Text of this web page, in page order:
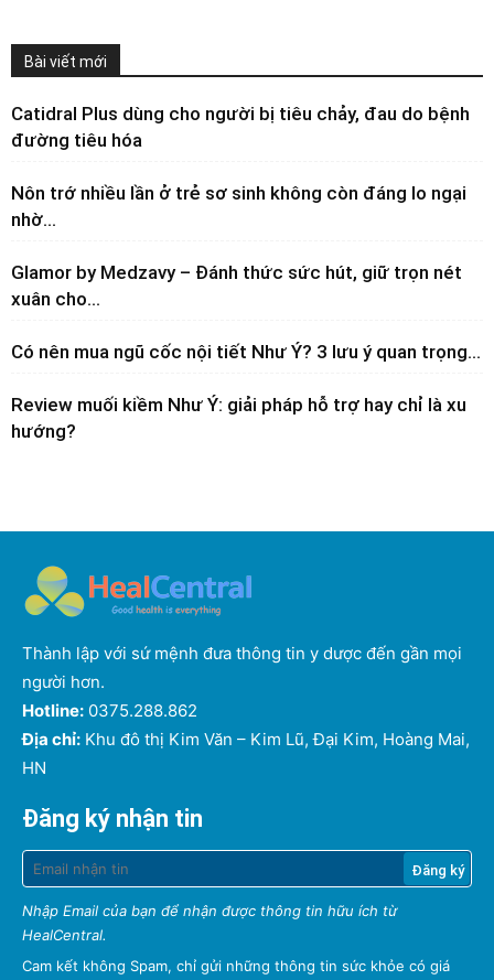
Bài viết mới
Catidral Plus dùng cho người bị tiêu chảy, đau do bệnh
đường tiêu hóa
Nôn trớ nhiều lần ở trẻ sơ sinh không còn đáng lo ngại
nhờ...
Glamor by Medzavy – Đánh thức sức hút, giữ trọn nét
xuân cho...
Có nên mua ngũ cốc nội tiết Như Ý? 3 lưu ý quan trọng...
Review muối kiềm Như Ý: giải pháp hỗ trợ hay chỉ là xu
hướng?
Thành lập với sứ mệnh đưa thông tin y dược đến gần mọi
người hơn.
Hotline: 0375.288.862
Địa chỉ: Khu đô thị Kim Văn – Kim Lũ, Đại Kim, Hoàng Mai,
HN
Đăng ký nhận tin
Nhập Email của bạn để nhận được thông tin hữu ích từ
HealCentral.
Cam kết không Spam, chỉ gửi những thông tin sức khỏe có giá